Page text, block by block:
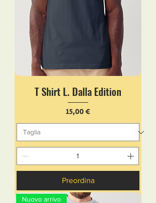
T Shirt L. Dalla Edition
Prezzo
15,00 €
Preordina
Nuovo arrivo